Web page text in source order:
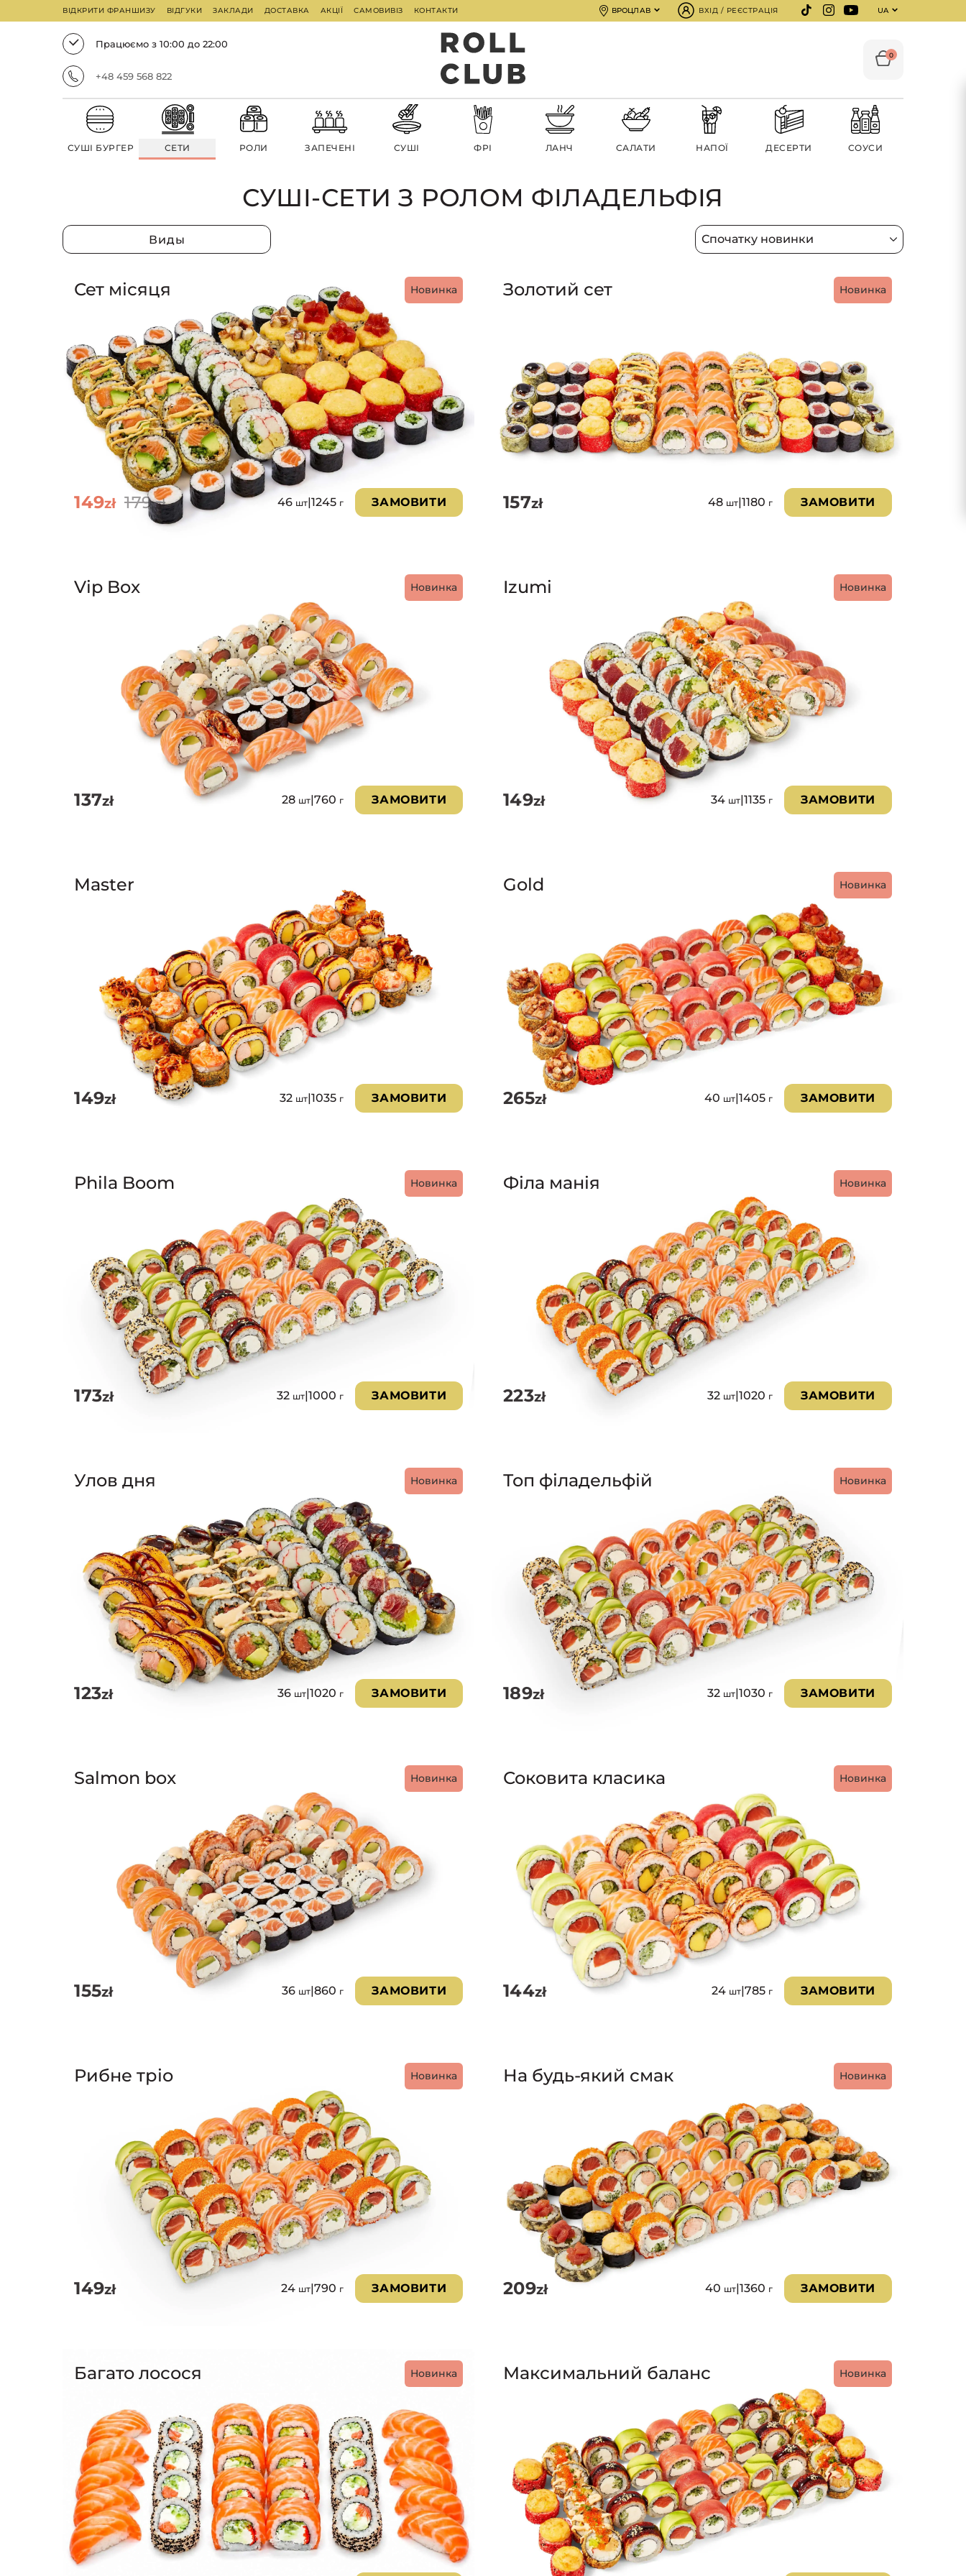
ВІДКРИТИ ФРАНШИЗУ ВІДГУКИ ЗАКЛАДИ ДОСТАВКА АКЦІЇ САМОВИВІЗ КОНТАКТИ ВРОЦЛАВ ВХІД / РЕЄСТРАЦІЯ UA
Працюємо з 10:00 до 22:00
+48 459 568 822
0
СУШІ БУРГЕР СЕТИ РОЛИ ЗАПЕЧЕНІ СУШІ ФРІ ЛАНЧ CАЛАТИ НАПОЇ ДЕСЕРТИ СОУСИ
СУШІ-СЕТИ З РОЛОМ ФІЛАДЕЛЬФІЯ
Виды
Новинка
Сет місяця
179zł
149zł 46 шт|1245 г ЗАМОВИТИ
Новинка
Золотий сет
157zł 48 шт|1180 г ЗАМОВИТИ
Новинка
Vip Box
137zł 28 шт|760 г ЗАМОВИТИ
Новинка
Izumi
149zł 34 шт|1135 г ЗАМОВИТИ
Master
149zł 32 шт|1035 г ЗАМОВИТИ
Новинка
Gold
265zł 40 шт|1405 г ЗАМОВИТИ
Новинка
Phila Boom
173zł 32 шт|1000 г ЗАМОВИТИ
Новинка
Філа манія
223zł 32 шт|1020 г ЗАМОВИТИ
Новинка
Улов дня
123zł 36 шт|1020 г ЗАМОВИТИ
Новинка
Топ філадельфій
189zł 32 шт|1030 г ЗАМОВИТИ
Новинка
Salmon box
155zł 36 шт|860 г ЗАМОВИТИ
Новинка
Соковита класика
144zł 24 шт|785 г ЗАМОВИТИ
Новинка
Рибне тріо
149zł 24 шт|790 г ЗАМОВИТИ
Новинка
На будь-який смак
209zł 40 шт|1360 г ЗАМОВИТИ
Новинка
Багато лосося Новинка
Максимальний баланс